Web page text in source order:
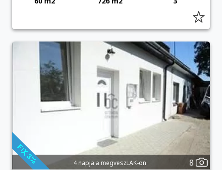
4 napja a megveszLAK-on 8